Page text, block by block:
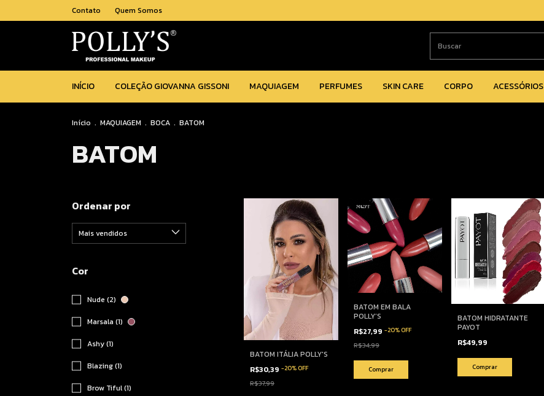
Contato Quem Somos
INÍCIO COLEÇÃO GIOVANNA GISSONI MAQUIAGEM PERFUMES SKIN CARE CORPO ACESSÓRIOS
Início . MAQUIAGEM . BOCA . BATOM
BATOM
Ordenar por
Cor
Nude (2)
Marsala (1)
Ashy (1)
Blazing (1)
Brow Tiful (1)
BATOM ITÁLIA POLLY'S
R$30,39 -20%OFF
R$37,99
BATOM EM BALA
POLLY’S
R$27,99 -20%OFF
R$34,99
Comprar
BATOM HIDRATANTE
PAYOT
R$49,99
Comprar